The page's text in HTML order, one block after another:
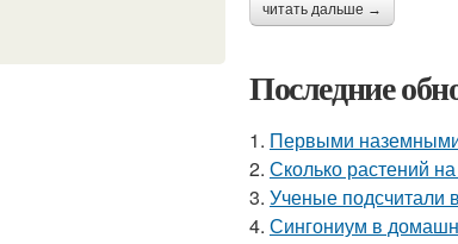
читать дальше →
Последние
1. Первыми наземными
2. Сколько растений
3. Ученые подсчитали
4. Сингониум в